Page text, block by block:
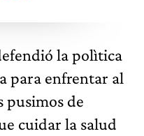
la polìtica
para enfrentar al
pusimos de
cuidar la salud